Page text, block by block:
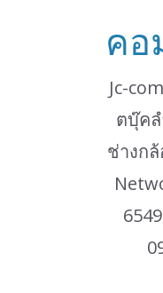
คอ
Jc-
ตบุ๊ค
ช่างก